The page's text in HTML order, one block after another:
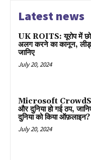
Latest news
UK ROITS: यूरोप में
अलग करने का कानून,
जानिए
July 20, 2024
Microsoft
और दुनिया हो गई ठप,
दुनिया को किया ऑफ़लाइन?
July 20, 2024